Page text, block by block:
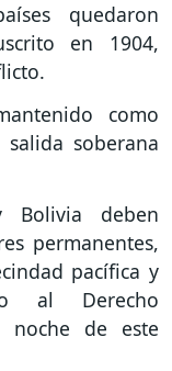
quedaron
en 1904,
como
soberana
Bolivia deben
permanentes,
pacífica y
al Derecho
noche de este